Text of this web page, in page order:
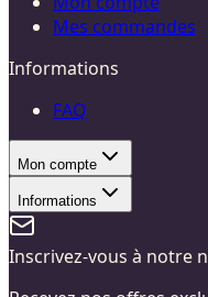
Mes commandes
Informations
FAQ
Mon compte
Informations
Inscrivez-vous à notre